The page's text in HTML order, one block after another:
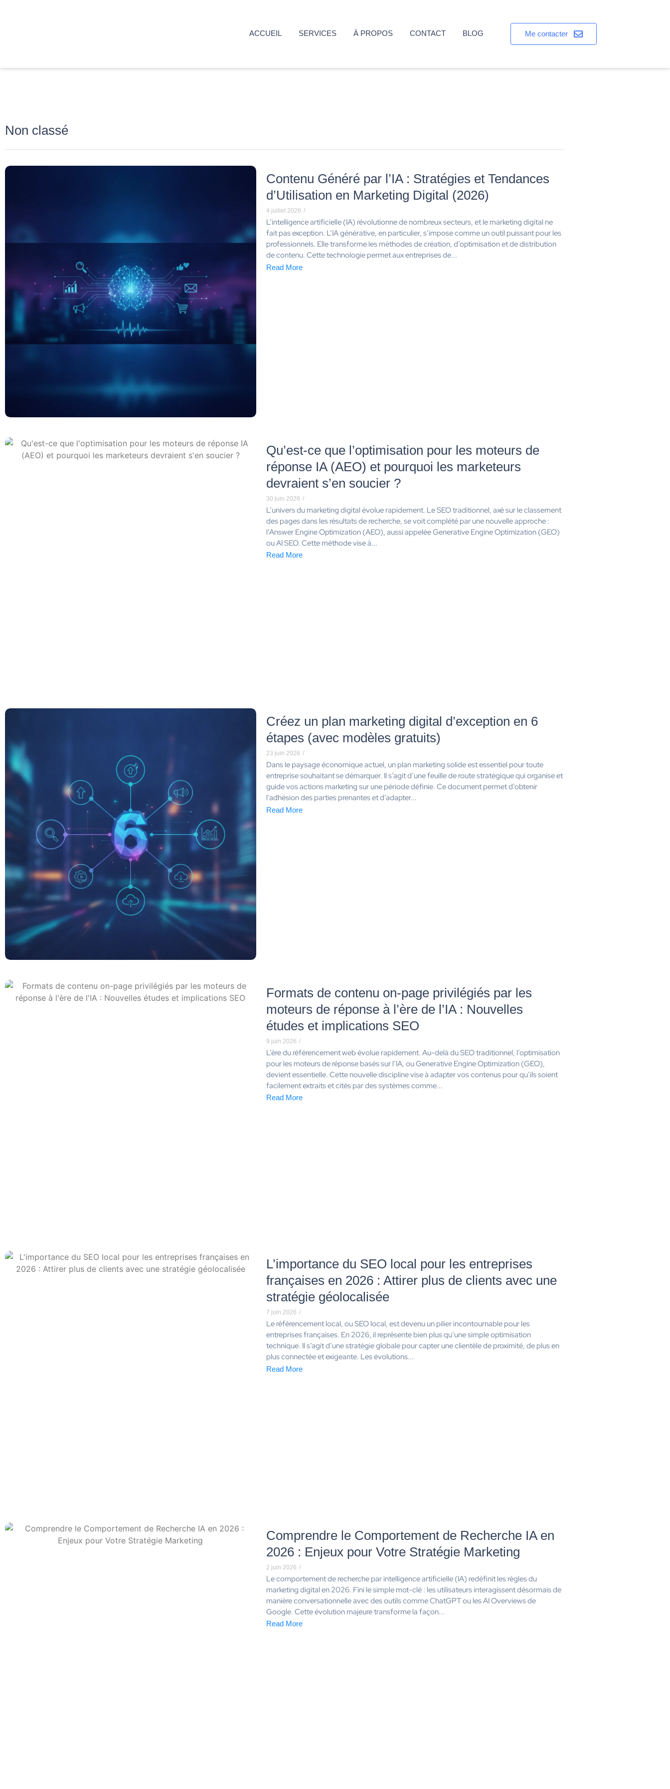
ACCUEIL SERVICES À PROPOS CONTACT BLOG Me contacter
Non classé
Contenu Généré par l’IA : Stratégies et Tendances
d’Utilisation en Marketing Digital (2026)
4 juillet 2026 /
L’intelligence artificielle (IA) révolutionne de nombreux secteurs, et le marketing digital ne
fait pas exception. L’IA générative, en particulier, s’impose comme un outil puissant pour les
professionnels. Elle transforme les méthodes de création, d’optimisation et de distribution
de contenu. Cette technologie permet aux entreprises de...
Read More
Qu’est-ce que l’optimisation pour les moteurs de
réponse IA (AEO) et pourquoi les marketeurs
devraient s’en soucier ?
30 juin 2026 /
L’univers du marketing digital évolue rapidement. Le SEO traditionnel, axé sur le classement
des pages dans les résultats de recherche, se voit complété par une nouvelle approche :
l’Answer Engine Optimization (AEO), aussi appelée Generative Engine Optimization (GEO)
ou AI SEO. Cette méthode vise à...
Read More
Créez un plan marketing digital d’exception en 6
étapes (avec modèles gratuits)
23 juin 2026 /
Dans le paysage économique actuel, un plan marketing solide est essentiel pour toute
entreprise souhaitant se démarquer. Il s’agit d’une feuille de route stratégique qui organise et
guide vos actions marketing sur une période définie. Ce document permet d’obtenir
l’adhésion des parties prenantes et d’adapter...
Read More
Formats de contenu on-page privilégiés par les
moteurs de réponse à l’ère de l’IA : Nouvelles
études et implications SEO
9 juin 2026 /
L’ère du référencement web évolue rapidement. Au-delà du SEO traditionnel, l’optimisation
pour les moteurs de réponse basés sur l’IA, ou Generative Engine Optimization (GEO),
devient essentielle. Cette nouvelle discipline vise à adapter vos contenus pour qu’ils soient
facilement extraits et cités par des systèmes comme...
Read More
L’importance du SEO local pour les entreprises
françaises en 2026 : Attirer plus de clients avec une
stratégie géolocalisée
7 juin 2026 /
Le référencement local, ou SEO local, est devenu un pilier incontournable pour les
entreprises françaises. En 2026, il représente bien plus qu’une simple optimisation
technique. Il s’agit d’une stratégie globale pour capter une clientèle de proximité, de plus en
plus connectée et exigeante. Les évolutions...
Read More
Comprendre le Comportement de Recherche IA en
2026 : Enjeux pour Votre Stratégie Marketing
2 juin 2026 /
Le comportement de recherche par intelligence artificielle (IA) redéfinit les règles du
marketing digital en 2026. Fini le simple mot-clé : les utilisateurs interagissent désormais de
manière conversationnelle avec des outils comme ChatGPT ou les AI Overviews de
Google. Cette évolution majeure transforme la façon...
Read More